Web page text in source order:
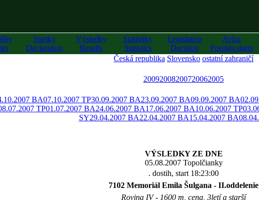
Startky
Declaration
Výsledky
Results
Statistiky
Statistics
Legislativa
Decision
Avíza
Foreign starts
Česká republika Slovensko ostatní zahraničí
20092008200720062005
BA07.10.2007 TP30.09.2007 BA23.09.2007 BA09.09.2007 BA
TP01.07.2007 BA24.06.2007 BA17.06.2007 BA10.06.2007 TP
SY29.04.2007 BA22.04.2007 BA15.04.2007 BA
VÝSLEDKY ZE DNE
05.08.2007 Topolčianky
. dostih, start 18:23:00
7102 Memoriál Emila Šulgana - II.oddelenie
Rovina IV - 1600 m, cena, 3letí a starší